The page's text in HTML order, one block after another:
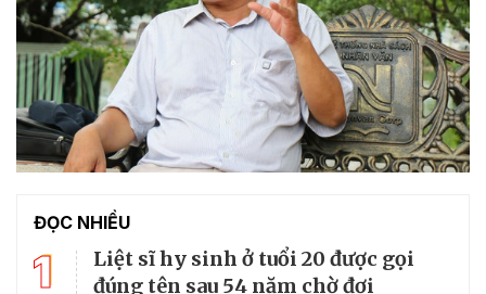
ĐỌC NHIỀU
1
Liệt sĩ hy sinh ở tuổi 20 được gọi
đúng tên sau 54 năm chờ đợi